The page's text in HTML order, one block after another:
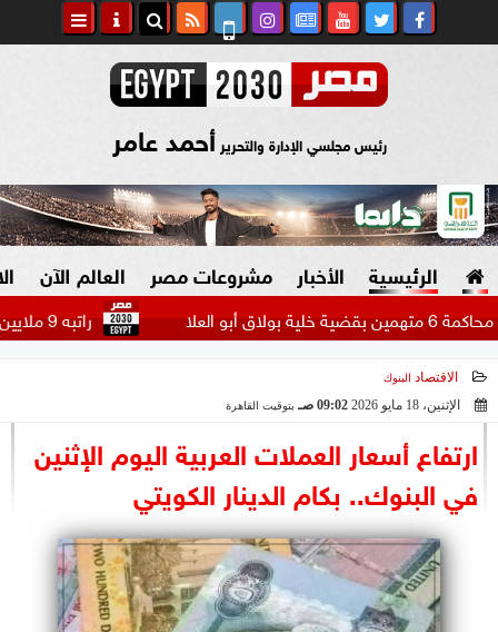
رئيس مجلسي الإدارة والتحرير أحمد عامر
الرئيسية الأخبار
السياسة
الرئاسة
البرلمان
الوزارات
الأحزاب
مشروعات مصر العالم الآن
راتبه 9 ملايين دولار.. بيراميدز يتحرك لضم مهاجم الاتحاد السعودي...
الاقتصاد البنوك
الإثنين، 18 مايو 2026 09:02 صـ بتوقيت القاهرة
ارتفاع أسعار العملات العربية اليوم الإثنين
في البنوك.. بكام الدينار الكويتي